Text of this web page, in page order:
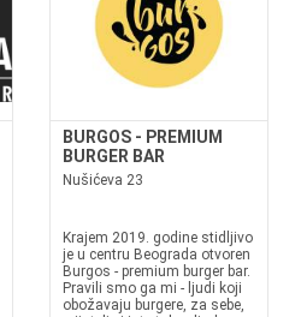
BURGOS - PREMIUM
BURGER BAR
Nušićeva 23
Krajem 2019. godine stidljivo
je u centru Beograda otvoren
Burgos - premium burger bar.
Pravili smo ga mi - ljudi koji
obožavaju burgere, za sebe,